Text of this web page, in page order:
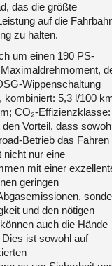
das die größte
auf die
zu halten.
um einen 190 PS-
Wippenschaltung
kombiniert: 5,3 l/100
CO₂-Effizienzklasse:
Vorteil, dass
Betrieb das Fahren
nicht nur eine
mit einer
geringen
und den nötigen
auch die Hände
ist sowohl auf